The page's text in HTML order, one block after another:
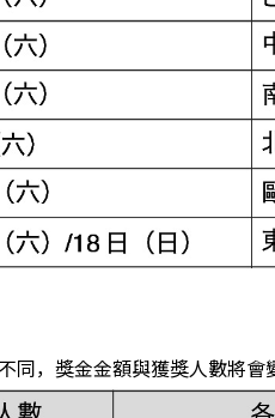
同，獎金金額與獲獎人數將